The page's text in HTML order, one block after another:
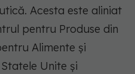
. Acesta este aliniat
l pentru Produse din
Alimente și
Unite și